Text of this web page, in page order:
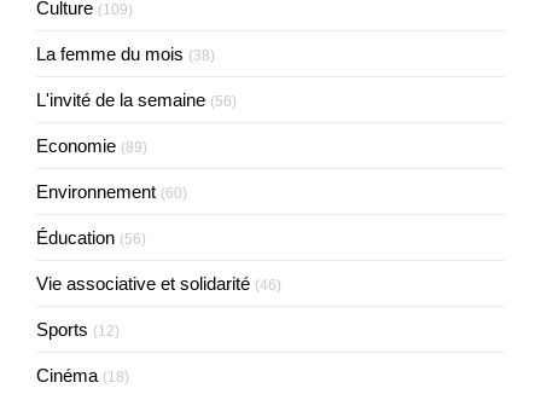
Culture (109)
La femme du mois (38)
L'invité de la semaine (56)
Economie (89)
Environnement (60)
Éducation (56)
Vie associative et solidarité (46)
Sports (12)
Cinéma (18)